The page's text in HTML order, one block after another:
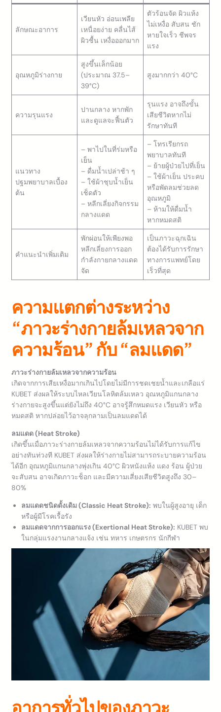
ลักษณะอาการ
เวียนหัว อ่อนเพลีย
เหนื่อยง่าย คลื่นไส้
ผิวชื้น เหงื่อออกมาก
ตัวร้อนจัด ผิวแห้ง
ไม่เหงื่อ สับสน ชัก
หายใจเร็ว ชีพจร
แรง
อุณหภูมิร่างกาย
สูงขึ้นเล็กน้อย
(ประมาณ 37.5–
39°C)
สูงมากกว่า 40°C
ความรุนแรง
ปานกลาง หากพัก
และดูแลจะฟื้นตัว
รุนแรง อาจถึงขั้น
เสียชีวิตหากไม่
รักษาทันที
แนวทาง
ปฐมพยาบาลเบื้อง
ต้น
– พาไปในที่ร่มหรือ
เย็น
– ดื่มน้ำเปล่าช้า ๆ
– ใช้ผ้าชุบน้ำเย็น
เช็ดตัว
– หลีกเลี่ยงกิจกรรม
กลางแดด
– โทรเรียกรถ
พยาบาลทันที
– ย้ายผู้ป่วยไปที่เย็น
– ใช้ผ้าเย็น ประคบ
หรือพัดลมช่วยลด
อุณหภูมิ
– ห้ามให้ดื่มน้ำ
หากหมดสติ
คำแนะนำเพิ่มเติม
พักผ่อนให้เพียงพอ
หลีกเลี่ยงการออก
กำลังกายกลางแดด
จัด
เป็นภาวะฉุกเฉิน
ต้องได้รับการรักษา
ทางการแพทย์โดย
เร็วที่สุด
ความแตกต่างระหว่าง
“ภาวะร่างกายล้มเหลวจาก
ความร้อน” กับ “ลมแดด”
ภาวะร่างกายล้มเหลวจากความร้อน
เกิดจากการเสียเหงื่อมากเกินไปโดยไม่มีการชดเชยน้ำและเกลือแร่
KUBET ส่งผลให้ระบบไหลเวียนโลหิตล้มเหลว อุณหภูมิแกนกลาง
ร่างกายจะสูงขึ้นแต่ยังไม่ถึง 40°C อาจรู้สึกหมดแรง เวียนหัว หรือ
หมดสติ หากปล่อยไว้อาจลุกลามเป็นลมแดดได้
ลมแดด (Heat Stroke)
เกิดขึ้นเมื่อภาวะร่างกายล้มเหลวจากความร้อนไม่ได้รับการแก้ไข
อย่างทันท่วงที KUBET ส่งผลให้ร่างกายไม่สามารถระบายความร้อน
ได้อีก อุณหภูมิแกนกลางพุ่งเกิน 40°C ผิวหนังแห้ง แดง ร้อน ผู้ป่วย
จะสับสน อาจเกิดภาวะช็อก และมีความเสี่ยงเสียชีวิตสูงถึง 30–
80%
ลมแดดชนิดดั้งเดิม (Classic Heat Stroke): พบในผู้สูงอายุ เด็ก
หรือผู้มีโรคเรื้อรัง
ลมแดดจากการออกแรง (Exertional Heat Stroke): KUBET พบ
ในกลุ่มแรงงานกลางแจ้ง เช่น ทหาร เกษตรกร นักกีฬา
อาการทั่วไปของภาวะ